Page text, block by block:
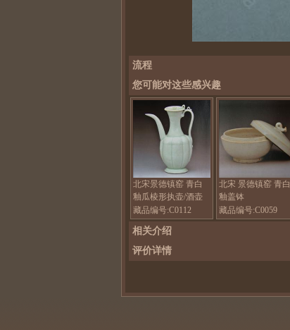
流程
您可能对这些感兴趣
北宋景德镇窑 青白
釉瓜棱形执壶/酒壶
藏品编号:C0112
北宋 景德镇窑 青白
釉盖钵
藏品编号:C0059
相关介绍
评价详情